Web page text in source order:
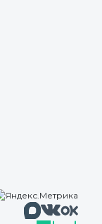
МаксВконтакте